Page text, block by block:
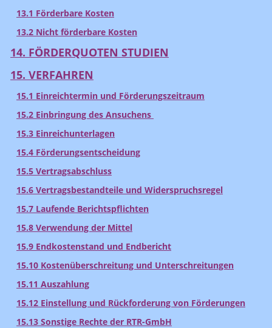
13.1 Förderbare Kosten
13.2 Nicht förderbare Kosten
14. FÖRDERQUOTEN STUDIEN
15. VERFAHREN
15.1 Einreichtermin und Förderungszeitraum
15.2 Einbringung des Ansuchens
15.3 Einreichunterlagen
15.4 Förderungsentscheidung
15.5 Vertragsabschluss
15.6 Vertragsbestandteile und Widerspruchsregel
15.7 Laufende Berichtspflichten
15.8 Verwendung der Mittel
15.9 Endkostenstand und Endbericht
15.10 Kostenüberschreitung und Unterschreitungen
15.11 Auszahlung
15.12 Einstellung und Rückforderung von Förderungen
15.13 Sonstige Rechte der RTR-GmbH